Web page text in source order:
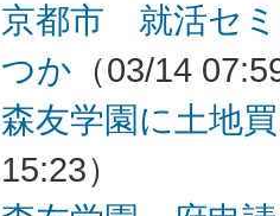
京都市 就活セミ
つか （03/14
森友学園に土地
15:23）